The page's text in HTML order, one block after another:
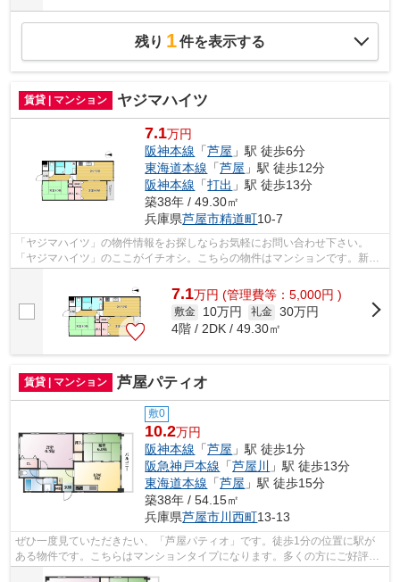
残り 1件を表示する
賃貸 | マンション ヤジマハイツ
7.1万円
阪神本線 「芦屋 」駅 徒歩6分
東海道本線 「芦屋 」駅 徒歩12分
阪神本線 「打出 」駅 徒歩13分
築38年 / 49.30㎡
兵庫県芦屋市精道町10-7
「ヤジマハイツ」の物件情報をお探しならお気軽にお問い合わせ下さい。
「ヤジマハイツ」のここがイチオシ。こちらの物件はマンションです。新し
い日々を送るにふさわしい、きれいな室...
7.1万円 (管理費等：5,000円 )
敷金 10万円 礼金 30万円
4階 / 2DK / 49.30㎡
賃貸 | マンション 芦屋パティオ
敷0
10.2万円
阪神本線 「芦屋 」駅 徒歩1分
阪急神戸本線 「芦屋川
」駅 徒歩13分
東海道本線 「芦屋 」駅 徒歩15分
築38年 / 54.15㎡
兵庫県芦屋市川西町13-13
ぜひ一度見ていただきたい、「芦屋パティオ」です。徒歩1分の位置に駅が
ある物件です。こちらはマンションタイプになります。多くの方にご好評を